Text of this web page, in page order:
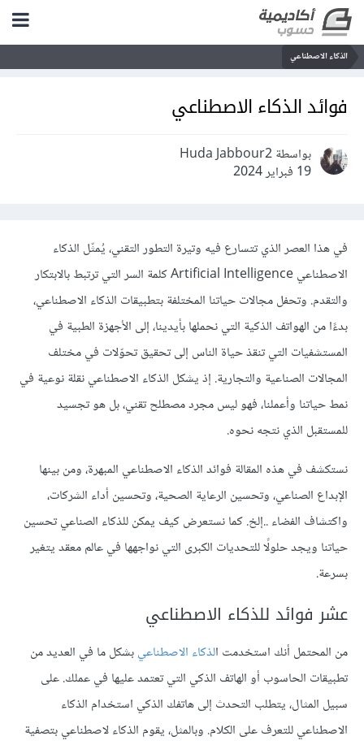
الذكاء الاصطناعي
فوائد الذكاء الاصطناعي
بواسطة Huda Jabbour2
19 فبراير 2024
في هذا العصر الذي تتسارع فيه وتيرة التطور التقني، يُمثّل الذكاء
الاصطناعي
Artificial Intelligence كلمة السر التي ترتبط بالابتكار
والتقدم. وتحفل مجالات حياتنا المختلفة بتطبيقات الذكاء الاصطناعي،
بدءًا من الهواتف الذكية التي نحملها بأيدينا، إلى الأجهزة الطبية في
المستشفيات التي تنقذ حياة الناس إلى تحقيق تحوّلات في مختلف
المجالات الصناعية والتجارية. إذ يشكل الذكاء الاصطناعي نقلة نوعية في
نمط حياتنا وأعملنا، فهو ليس مجرد مصطلح تقني، بلهو تجسيد
للمستقبل الذي نتجه نحوه.
نستكشف في هذه المقالة فوائد الذكاء الاصطناعي المبهرة، ومن بينها
الإبداع الصناعي، وتحسين الرعاية الصحية، وتحسين أداء الشركات،
واكتشاف الفضاء ..إلخ. كما نستعرض كيف يمكن للذكاء الصناعي تحسين
حياتنا ويجد حلولًا للتحديات الكبرى التي نواجهها في عالم معقد يتغير
بسرعة.
عشر فوائد للذكاء الاصطناعي
من المحتمل أنك استخدمت الذكاء الاصطناعيبشكل ما في العديد من
تطبيقات الحاسوب أو الهاتف الذكي التي تعتمد عليها في عملك. على
سبيل المثال، يتطلب التحدث إلى هاتفك الذكي استخدام الذكاء
الاصطناعي للتعرف على الكلام. وبالمثل، يقوم الذكاء لاصطناعي بتصفية